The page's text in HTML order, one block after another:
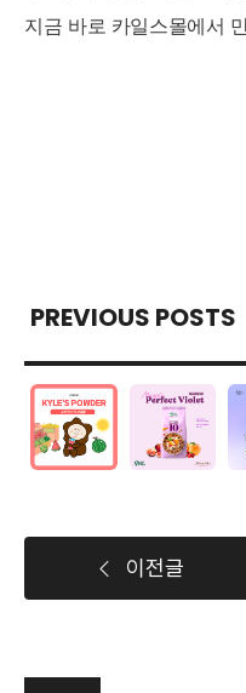
지금 바로 카일스몰에서
PREVIOUS POSTS
이전글